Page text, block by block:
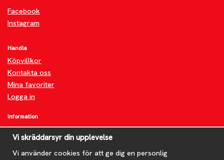
Facebook
Instagram
Handla
Köpvillkor
Kontakta oss
Mina favoriter
Logga in
Information
Om oss
FAQ
Nyheter
Vi skräddarsyr din upplevelse
Vi använder cookies för att ge dig en personlig